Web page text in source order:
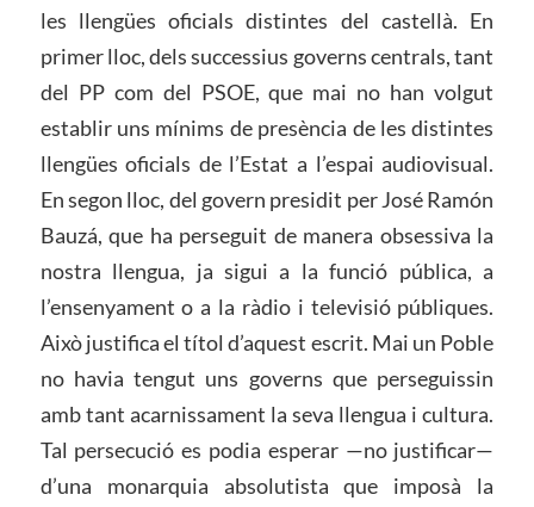
les llengües oficials distintes del castellà. En
primer lloc, dels successius governs centrals, tant
del PP com del PSOE, que mai no han volgut
establir uns mínims de presència de les distintes
llengües oficials de l’Estat a l’espai audiovisual.
En segon lloc, del govern presidit per José Ramón
Bauzá, que ha perseguit de manera obsessiva la
nostra llengua, ja sigui a la funció pública, a
l’ensenyament o a la ràdio i televisió públiques.
Això justifica el títol d’aquest escrit. Mai un Poble
no havia tengut uns governs que perseguissin
amb tant acarnissament la seva llengua i cultura.
Tal persecució es podia esperar —no justificar—
d’una monarquia absolutista que imposà la